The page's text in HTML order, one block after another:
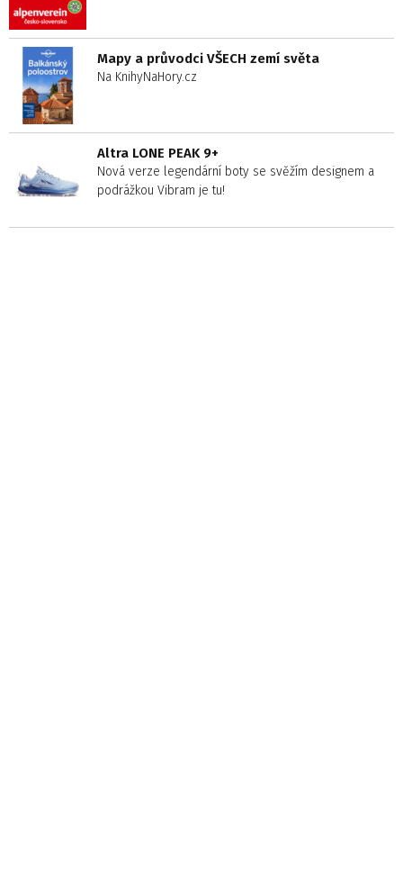
Mapy a průvodci VŠECH zemí světa
Na KnihyNaHory.cz
Altra LONE PEAK 9+
Nová verze legendární boty se svěžím designem a
podrážkou Vibram je tu!